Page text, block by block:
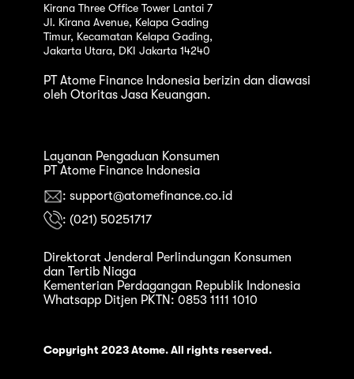
Kirana Three Office Tower Lantai 7
Jl. Kirana Avenue, Kelapa Gading
Timur, Kecamatan Kelapa Gading,
Jakarta Utara, DKI Jakarta 14240
PT Atome Finance Indonesia berizin dan diawasi
oleh Otoritas Jasa Keuangan.
Layanan Pengaduan Konsumen
PT Atome Finance Indonesia
: support@atomefinance.co.id
: (021) 50251717
Direktorat Jenderal Perlindungan Konsumen
dan Tertib Niaga
Kementerian Perdagangan Republik Indonesia
Whatsapp Ditjen PKTN: 0853 1111 1010
Copyright 2023 Atome. All rights reserved.